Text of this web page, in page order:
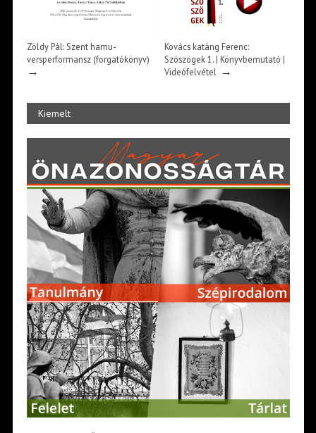
Zöldy Pál: Szent hamu-
versperformansz (forgatókönyv)
→
Kovács katáng Ferenc:
Szószögek 1. | Könyvbemutató |
Videófelvétel→
Kiemelt